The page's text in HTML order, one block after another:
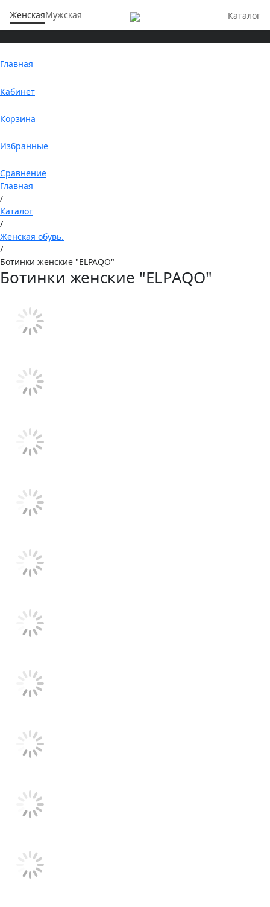
ЖенскаяМужская Каталог
Главная
Кабинет
Корзина
Избранные
Сравнение
Главная
/
Каталог
/
Женская обувь.
/
Ботинки женские "ELPAQO"
Ботинки женские "ELPAQO"